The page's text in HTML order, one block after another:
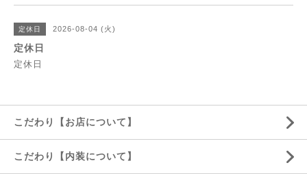
定休日 2026-08-04 (火)
定休日
定休日
こだわり【お店について】
こだわり【内装について】